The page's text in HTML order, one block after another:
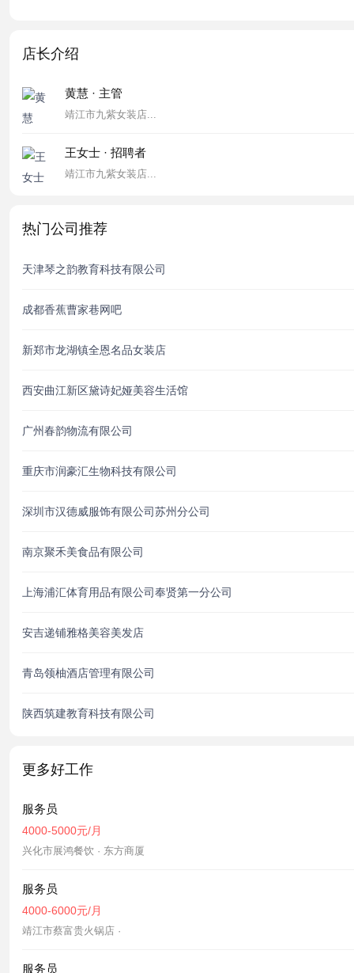
店长介绍
黄慧 · 主管
靖江市九紫女装店...
王女士 · 招聘者
靖江市九紫女装店...
热门公司推荐
天津琴之韵教育科技有限公司
成都香蕉曹家巷网吧
新郑市龙湖镇全恩名品女装店
西安曲江新区黛诗妃娅美容生活馆
广州春韵物流有限公司
重庆市润豪汇生物科技有限公司
深圳市汉德威服饰有限公司苏州分公司
南京聚禾美食品有限公司
上海浦汇体育用品有限公司奉贤第一分公司
安吉递铺雅格美容美发店
青岛领柚酒店管理有限公司
陕西筑建教育科技有限公司
更多好工作
服务员
4000-5000元/月
兴化市展鸿餐饮 · 东方商厦
服务员
4000-6000元/月
靖江市蔡富贵火锅店 ·
服务员